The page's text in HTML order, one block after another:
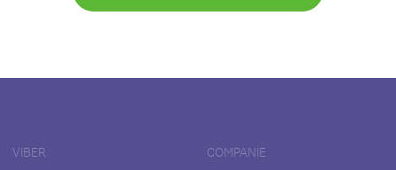
VIBER COMPANIE